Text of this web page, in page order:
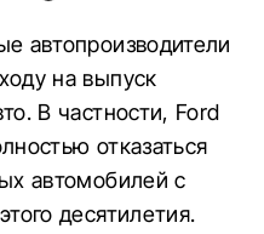
автопроизводители
на выпуск
В частности, Ford
отказаться
автомобилей с
десятилетия.